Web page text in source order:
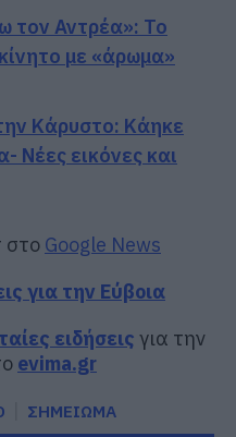
τον Αντρέα»: Το
με «άρωμα»
Κάρυστο: Κάηκε
Νέες εικόνες και
στο Google News
για την Εύβοια
ειδήσεις για την
evima.gr
ΣΗΜΕΙΩΜΑ